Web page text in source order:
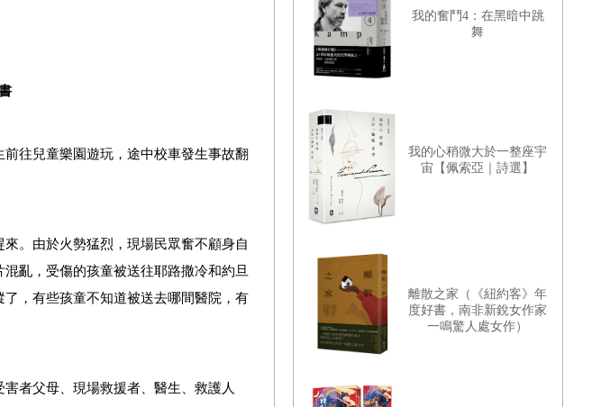
往兒童樂園遊玩，途中校車發生事故翻
。由於火勢猛烈，現場民眾奮不顧身自
亂，受傷的孩童被送往耶路撒冷和約旦
，有些孩童不知道被送去哪間醫院，有
者父母、現場救援者、醫生、救護人
我的奮鬥4：在黑暗中跳
舞
我的心稍微大於一整座宇
宙【佩索亞｜詩選】
離散之家（《紐約客》年
度好書，南非新銳女作家
一鳴驚人處女作）